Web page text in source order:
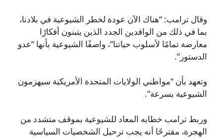
وقال ترامب: “هناك الآن عودة لخطر الشيوعية في بلادنا،
بما في ذلك من الوافدين الجدد الذين يتبنون أفكارًا
معارضة تمامًا لأسلوب حياتنا”، واصفًا الشيوعية بأنها “عدو
الدستور”.
وتعهد بأن “مواطني الولايات المتحدة الأمريكية سيهزمون
الشيوعية بسرعة”.
وربط ترامب خطابه المعاد للشيوعية بموقف متشدد من
الهجرة، مقترحًا أنه يجب ترحيل الشخصيات السياسية